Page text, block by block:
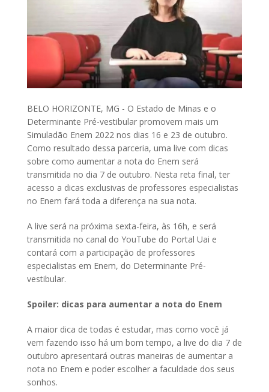
BELO HORIZONTE, MG - O Estado de Minas e o
Determinante Pré-vestibular promovem mais um
Simuladão Enem 2022 nos dias 16 e 23 de outubro.
Como resultado dessa parceria, uma live com dicas
sobre como aumentar a nota do Enem será
transmitida no dia 7 de outubro. Nesta reta final, ter
acesso a dicas exclusivas de professores especialistas
no Enem fará toda a diferença na sua nota.
A live será na próxima sexta-feira, às 16h, e será
transmitida no canal do YouTube do Portal Uai e
contará com a participação de professores
especialistas em Enem, do Determinante Pré-
vestibular.
Spoiler: dicas para aumentar a nota do Enem
A maior dica de todas é estudar, mas como você já
vem fazendo isso há um bom tempo, a live do dia 7 de
outubro apresentará outras maneiras de aumentar a
nota no Enem e poder escolher a faculdade dos seus
sonhos.